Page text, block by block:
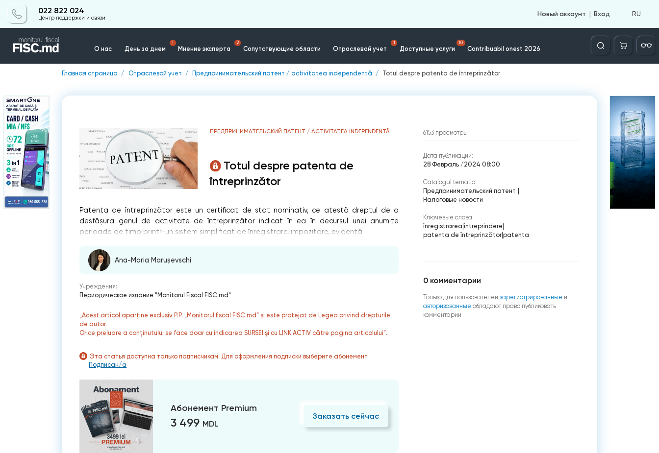
022 822 024
Центр поддержки и связи
Новый аккаунт Вход RU
О нас День за днем
1
Мнение эксперта
2
Сопутствующие области Отраслевой учет
1
Доступные услуги
10
Contribuabil onest 2026
Căutare
Главная страница Отраслевой учет Предпринимательский патент / activitatea independentă Totul despre patenta de întreprinzător
ПРЕДПРИНИМАТЕЛЬСКИЙ ПАТЕНТ / ACTIVITATEA INDEPENDENTĂ
Totul despre patenta de
întreprinzător
Patenta de întreprinzător este un certificat de stat nominativ, ce atestă dreptul de a
desfășura genul de activitate de întreprinzător indicat în ea în decursul unei anumite
perioade de timp printr-un sistem simplificat de înregistrare, impozitare, evidență
Ana-Maria Marușevschi
Учреждения:
Периодическое издание "Monitorul Fiscal FISC.md"
„Acest articol aparține exclusiv P.P. „Monitorul fiscal FISC.md” și este protejat de Legea privind drepturile
de autor.
Orice preluare a conținutului se face doar cu indicarea SURSEI și cu LINK ACTIV către pagina articolului”.
Эта статья доступна только подписчикам. Для оформления подписки выберите абонемент
Подписан/а
Абонемент Premium
3 499 MDL
Заказать сейчас
6153 просмотры
Дата публикации:
28 Февраль /2024 08:00
Catalogul tematic
Предпринимательский патент
Налоговые новости
Ключевые слова
înregistrarea intreprindere
patenta de întreprinzător| patenta
0 комментарии
Только для пользователей зарегистрированные и
авторизованные обладают право публиковать
комментарии